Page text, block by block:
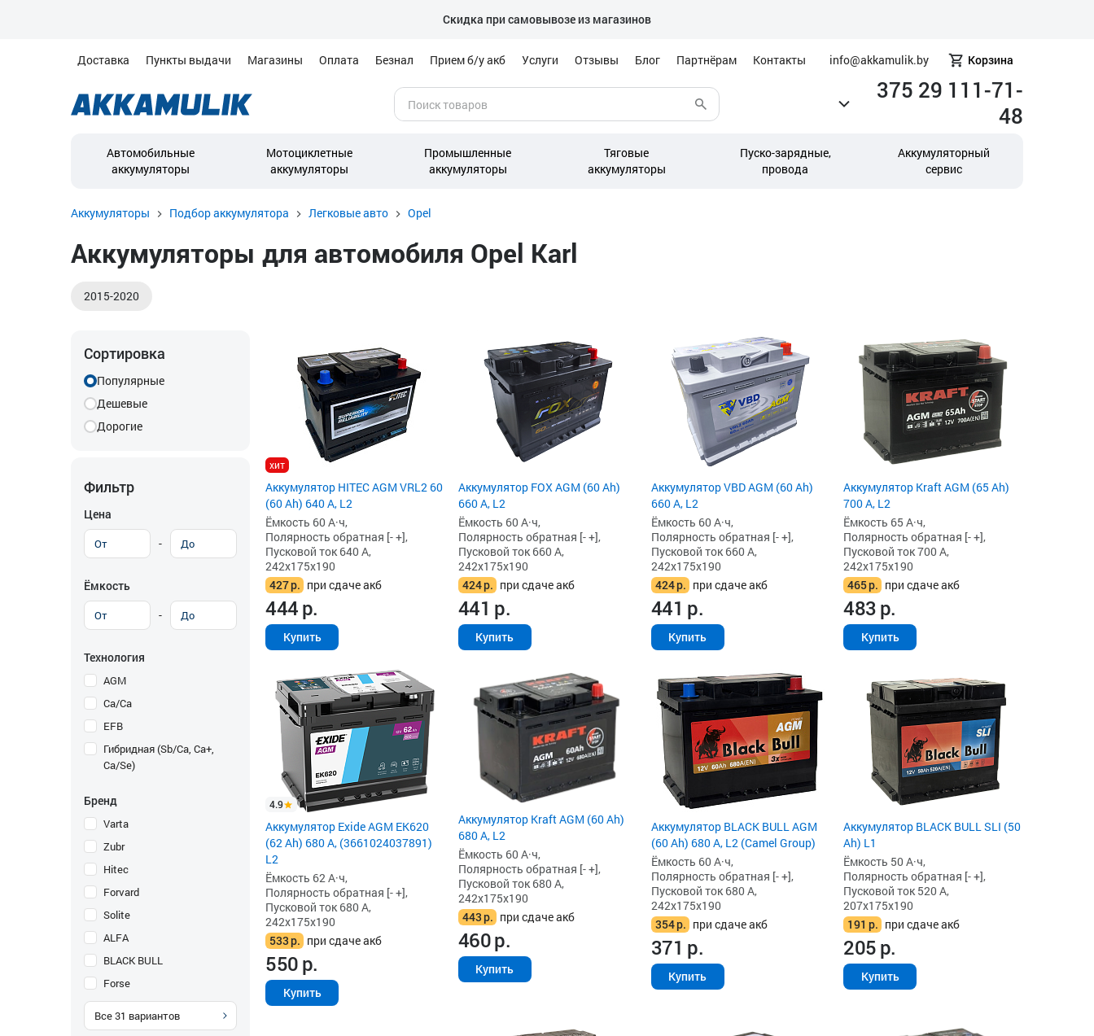
Скидка при самовывозе из магазинов
Доставка Пункты выдачи Магазины Оплата Безнал Прием б/у акб Услуги Отзывы Блог Партнёрам Контакты info@akkamulik.by Корзина
375 29 111-71-
48
Автомобильные
аккумуляторы
Мотоциклетные
аккумуляторы
Промышленные
аккумуляторы
Тяговые
аккумуляторы
Пуско-зарядные,
провода
Аккумуляторный
сервис
Аккумуляторы Подбор аккумулятора Легковые авто Opel
Аккумуляторы для автомобиля Opel Karl
2015-2020
Сортировка
Популярные
Дешевые
Дорогие
Фильтр
Цена
-
Ёмкость
-
Технология
AGM
Ca/Ca
EFB
Гибридная (Sb/Ca, Ca+,
Ca/Se)
Бренд
Varta
Zubr
Hitec
Forvard
Solite
ALFA
BLACK BULL
Forse
Все31 вариантов
хит
Аккумулятор HITEC AGM VRL2 60
(60 Ah) 640 А, L2
Ёмкость 60 А·ч,
Полярность обратная [- +],
Пусковой ток 640 А,
242x175x190
427р. при сдаче акб
444р.
Купить
Аккумулятор FOX AGM (60 Ah)
660 А, L2
Ёмкость 60 А·ч,
Полярность обратная [- +],
Пусковой ток 660 А,
242x175x190
424р. при сдаче акб
441 р.
Купить
Аккумулятор VBD AGM (60 Ah)
660 А, L2
Ёмкость 60 А·ч,
Полярность обратная [- +],
Пусковой ток 660 А,
242x175x190
424р. при сдаче акб
441 р.
Купить
Аккумулятор Kraft AGM (65 Ah)
700 А, L2
Ёмкость 65 А·ч,
Полярность обратная [- +],
Пусковой ток 700 А,
242x175x190
465р. при сдаче акб
483р.
Купить
4.9
Аккумулятор Exide AGM EK620
(62 Ah) 680 А, (3661024037891)
L2
Ёмкость 62 А·ч,
Полярность обратная [- +],
Пусковой ток 680 А,
242x175x190
533р. при сдаче акб
550р.
Купить
Аккумулятор Kraft AGM (60 Ah)
680 А, L2
Ёмкость 60 А·ч,
Полярность обратная [- +],
Пусковой ток 680 А,
242x175x190
443р. при сдаче акб
460р.
Купить
Аккумулятор BLACK BULL AGM
(60 Ah) 680 А, L2 (Camel Group)
Ёмкость 60 А·ч,
Полярность обратная [- +],
Пусковой ток 680 А,
242x175x190
354р. при сдаче акб
371 р.
Купить
Аккумулятор BLACK BULL SLI (50
Ah) L1
Ёмкость 50 А·ч,
Полярность обратная [- +],
Пусковой ток 520 А,
207x175x190
191 р. при сдаче акб
205р.
Купить